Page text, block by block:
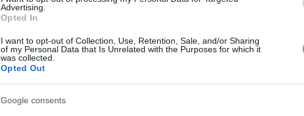
Advertising.
Opted In
I want to opt-out of Collection, Use, Retention, Sale, and/or Sharing
of my Personal Data that Is Unrelated with the Purposes for which it
was collected.
Opted Out
Google consents